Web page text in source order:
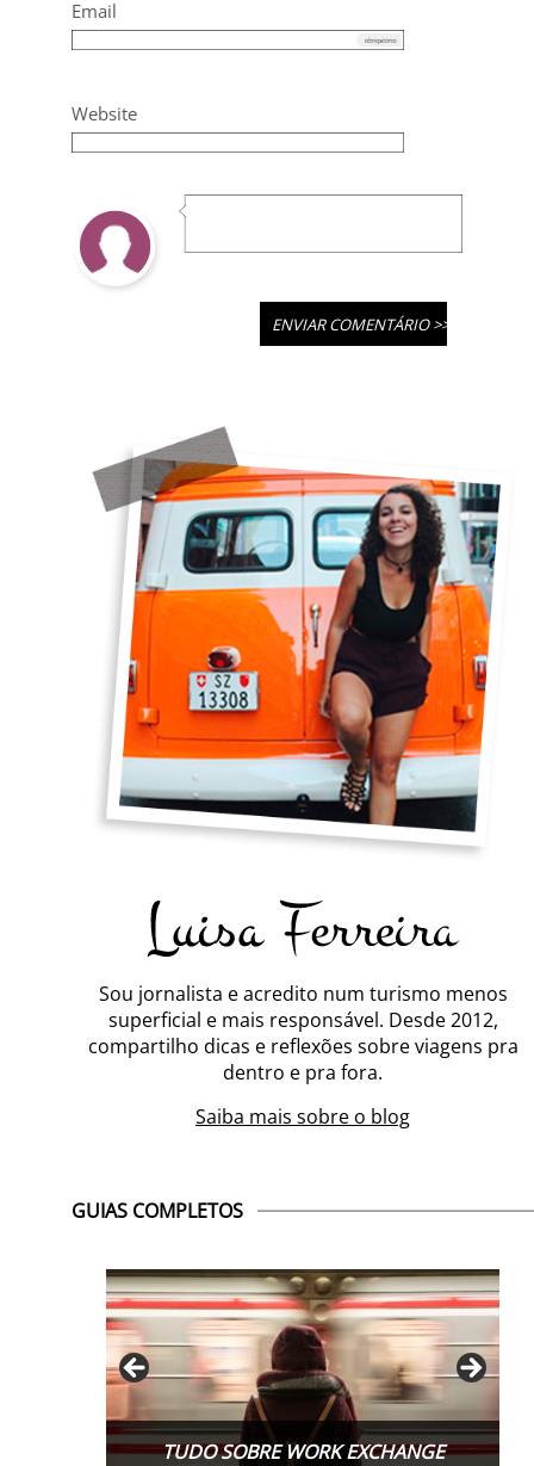
Email
Website
Sou jornalista e acredito num turismo menos
superficial e mais responsável. Desde 2012,
compartilho dicas e reflexões sobre viagens pra
dentro e pra fora.
Saiba mais sobre o blog
GUIAS COMPLETOS
TUDO SOBRE WORK EXCHANGE